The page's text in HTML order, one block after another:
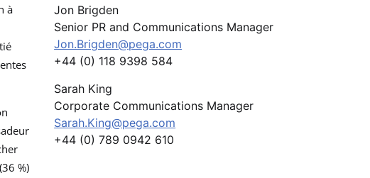
à
%)
Jon Brigden
Senior PR and Communications Manager
Jon.Brigden@pega.com
+44 (0) 118 9398 584
Sarah King
Corporate Communications Manager
Sarah.King@pega.com
+44 (0) 789 0942 610